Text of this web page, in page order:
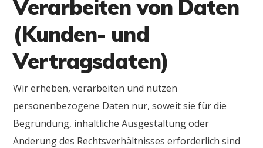
Verarbeiten von Daten
(Kunden- und
Vertragsdaten)
Wir erheben, verarbeiten und nutzen
personenbezogene Daten nur, soweit sie für die
Begründung, inhaltliche Ausgestaltung oder
Änderung des Rechtsverhältnisses erforderlich sind